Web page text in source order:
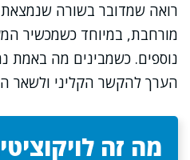
רואה שמדובר בשורה
מורחבת, במיוחד כשמכשיר
נוספים. כשמבינים מה באמת
הערך להקשר הקליני ולשאר